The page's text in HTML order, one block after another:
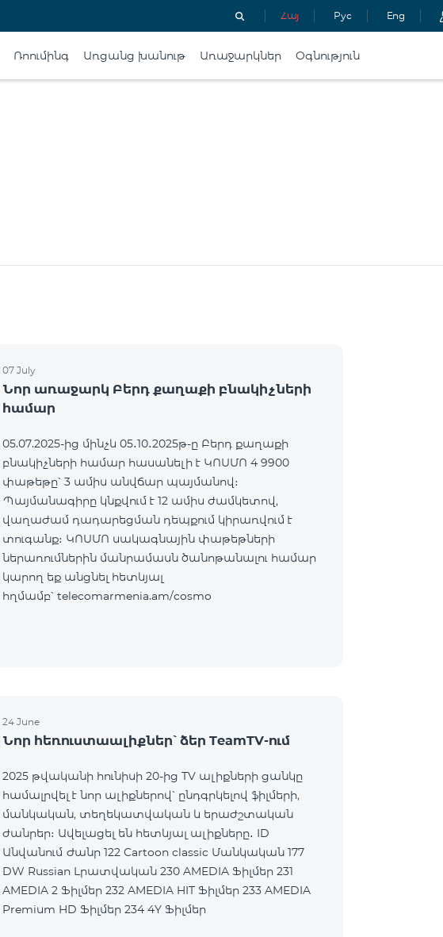
Հայ Рус Eng
Ռոումինգ Առցանց խանութ Առաջարկներ Օգնություն
07 July
Նոր առաջարկ Բերդ քաղաքի բնակիչների
համար
05.07.2025-ից մինչև 05․10․2025թ-ը Բերդ քաղաքի
բնակիչների համար հասանելի է ԿՈՍՄՈ 4 9900
փաթեթը՝ 3 ամիս անվճար պայմանով։
Պայմանագիրը կնքվում է 12 ամիս ժամկետով,
վաղաժամ դադարեցման դեպքում կիրառվում է
տուգանք։ ԿՈՍՄՈ սակագնային փաթեթների
ներառումներին մանրամասն ծանոթանալու համար
կարող եք անցնել հետևյալ
հղմամբ՝ telecomarmenia.am/cosmo
24 June
Նոր հեռուստաալիքներ՝ ձեր TeamTV-ում
2025 թվականի հունիսի 20-ից TV ալիքների ցանկը
համալրվել է նոր ալիքներով՝ ընդգրկելով ֆիլմերի,
մանկական, տեղեկատվական և երաժշտական
ժանրեր։ Ավելացել են հետևյալ ալիքները․ ID
Անվանում Ժանր 122 Cartoon classic Մանկական 177
DW Russian Լրատվական 230 AMEDIA Ֆիլմեր 231
AMEDIA 2 Ֆիլմեր 232 AMEDIA HIT Ֆիլմեր 233 AMEDIA
Premium HD Ֆիլմեր 234 4Y Ֆիլմեր